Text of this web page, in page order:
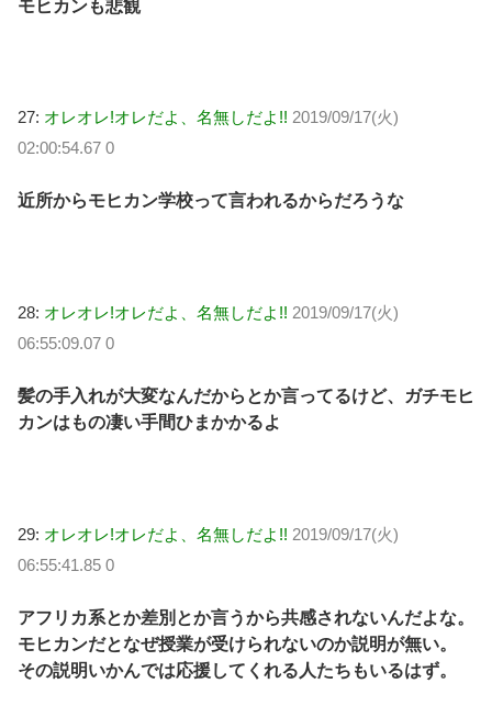
モヒカンも悲観
27: オレオレ!オレだよ、名無しだよ!! 2019/09/17(火)
02:00:54.67 0
近所からモヒカン学校って言われるからだろうな
28: オレオレ!オレだよ、名無しだよ!! 2019/09/17(火)
06:55:09.07 0
髪の手入れが大変なんだからとか言ってるけど、ガチモヒ
カンはもの凄い手間ひまかかるよ
29: オレオレ!オレだよ、名無しだよ!! 2019/09/17(火)
06:55:41.85 0
アフリカ系とか差別とか言うから共感されないんだよな。
モヒカンだとなぜ授業が受けられないのか説明が無い。
その説明いかんでは応援してくれる人たちもいるはず。